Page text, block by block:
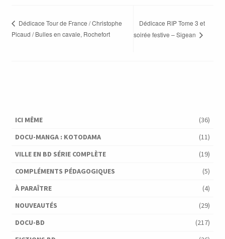
Dédicace Tour de France / Christophe
Picaud / Bulles en cavale, Rochefort
Dédicace RIP Tome 3 et
soirée festive – Sigean
ICI MÊME
(36)
DOCU-MANGA : KOTODAMA
(11)
VILLE EN BD SÉRIE COMPLÈTE
(19)
COMPLÉMENTS PÉDAGOGIQUES
(5)
À PARAÎTRE
(4)
NOUVEAUTÉS
(29)
DOCU-BD
(217)